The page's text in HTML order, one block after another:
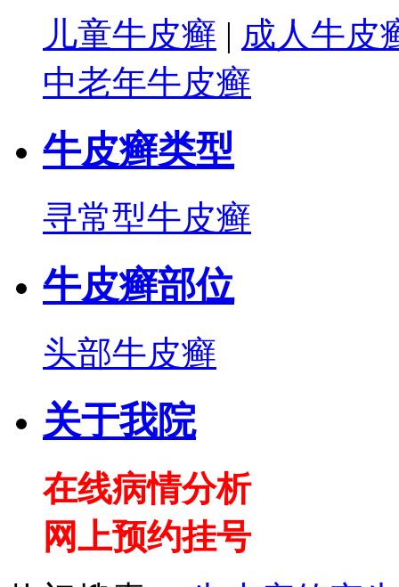
儿童牛皮癣 | 成人牛皮
中老年牛皮癣
牛皮癣类型
寻常型牛皮癣
牛皮癣部位
头部牛皮癣
关于我院
在线病情分析
网上预约挂号